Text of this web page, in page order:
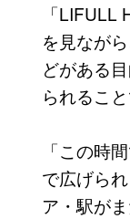
「LIFULL
を見なが
どがある
られること
「この時
で広げら
ア・駅が